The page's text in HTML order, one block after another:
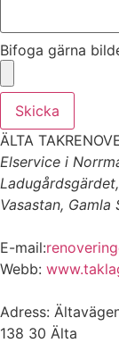
Bifoga gärna
Skicka
ÄLTA
Elservice i
Vasastan, Gamla
E-mail:
Webb:
Adress:
138 30 Älta